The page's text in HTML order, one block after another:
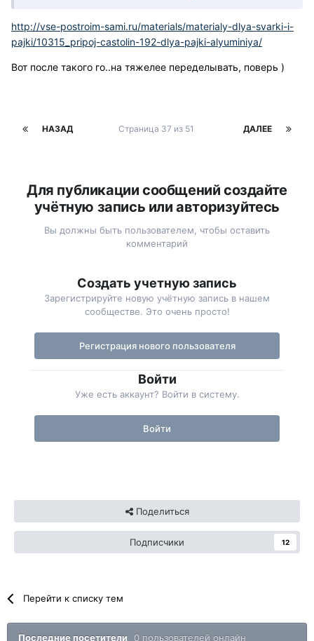
http://vse-postroim-sami.ru/materials/materialy-dlya-svarki-i-
pajki/10315_pripoj-castolin-192-dlya-pajki-alyuminiya/
Вот после такого го..на тяжелее переделывать, поверь )
НАЗАД ДАЛЕЕ
Страница 37 из 51
Для публикации сообщений создайте
учётную запись или авторизуйтесь
Вы должны быть пользователем, чтобы оставить
комментарий
Создать учетную запись
Зарегистрируйте новую учётную запись в нашем
сообществе. Это очень просто!
Регистрация нового пользователя
Войти
Уже есть аккаунт? Войти в систему.
Войти
Поделиться
Подписчики 12
Перейти к списку тем
Последние посетители 0 пользователей онлайн